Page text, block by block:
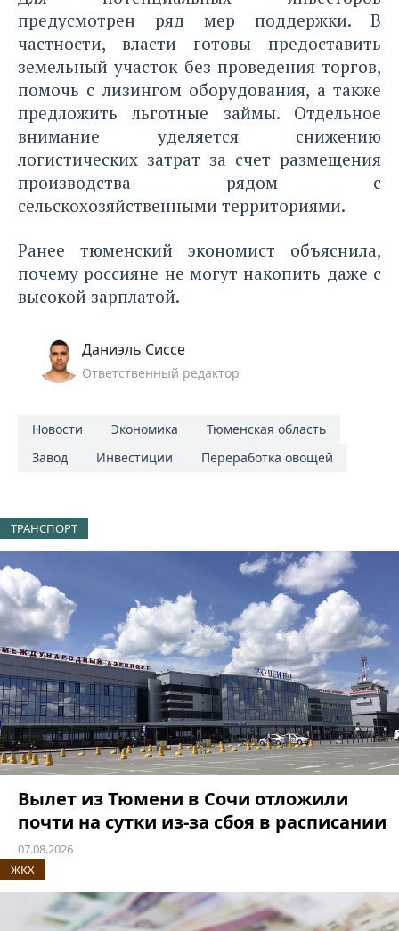
предусмотрен ряд мер поддержки. В
частности, власти готовы предоставить
земельный участок без проведения торгов,
помочь с лизингом оборудования, а также
предложить льготные займы. Отдельное
внимание уделяется снижению
логистических затрат за счет размещения
производства рядом с
сельскохозяйственными территориями.
Ранее тюменский экономист объяснила,
почему россияне не могут накопить даже с
высокой зарплатой.
Даниэль Сиссе
Ответственный редактор
Новости Экономика
Тюменская область
Завод
Инвестиции Переработка овощей
ТРАНСПОРТ
Вылет из Тюмени в Сочи отложили
почти на сутки из-за сбоя в расписании
07.08.2026
ЖКХ